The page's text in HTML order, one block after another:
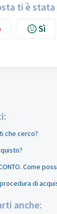
ti è
Sì
che cerco?
Come
di
anche: